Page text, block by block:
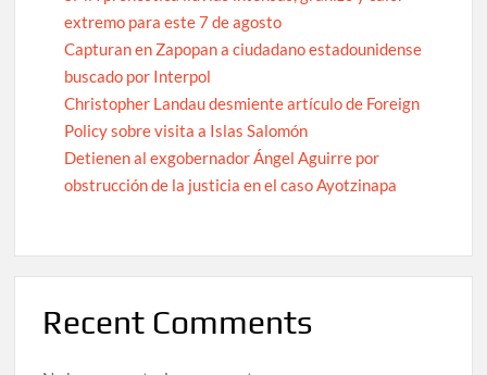
extremo para este 7 de agosto
Capturan en Zapopan a ciudadano estadounidense
buscado por Interpol
Christopher Landau desmiente artículo de Foreign
Policy sobre visita a Islas Salomón
Detienen al exgobernador Ángel Aguirre por
obstrucción de la justicia en el caso Ayotzinapa
Recent Comments